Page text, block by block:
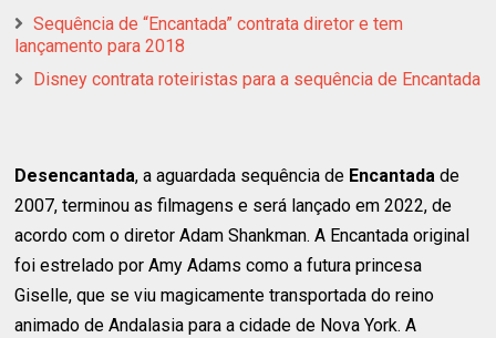
Sequência de “Encantada” contrata diretor e tem
lançamento para 2018
Disney contrata roteiristas para a sequência de Encantada
Desencantada, a aguardada sequência de Encantadade
2007, terminou as filmagens e será lançado em 2022, de
acordo com o diretor Adam Shankman. A Encantada original
foi estrelado por Amy Adams como a futura princesa
Giselle, que se viu magicamente transportada do reino
animado de Andalasia para a cidade de Nova York. A